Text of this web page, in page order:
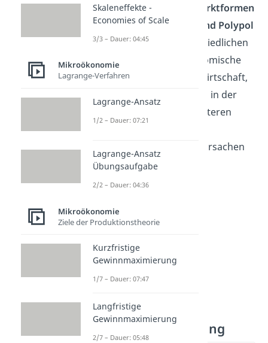
unterschiedlichen
Marktformen
Monopol, Oligopol und Polypol
haben einen unterschiedlichen
Einfluss auf die ökonomische
Wohlfahrt der Volkswirtschaft,
wegen Unterschieden in der
Preisbildung. Des Weiteren
Mikroökonomie mit Ursachen
und Behebung von
Marktversagen
Mikroökonomie
Zusammenfassung
Skaleneffekte -
Economies of Scale
3/3 – Dauer: 04:45
Mikroökonomie
Lagrange-Verfahren
Lagrange-Ansatz
1/2 – Dauer: 07:21
Lagrange-Ansatz
Übungsaufgabe
2/2 – Dauer: 04:36
Mikroökonomie
Ziele der Produktionstheorie
Kurzfristige
Gewinnmaximierung
1/7 – Dauer: 07:47
Langfristige
Gewinnmaximierung
2/7 – Dauer: 05:48